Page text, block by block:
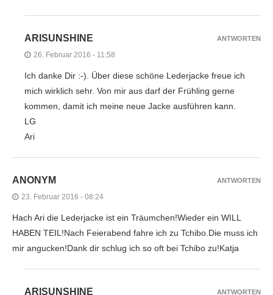
ARISUNSHINE
26. Februar 2016 - 11:58
Ich danke Dir :-). Über diese schöne Lederjacke freue ich
mich wirklich sehr. Von mir aus darf der Frühling gerne
kommen, damit ich meine neue Jacke ausführen kann.
LG
Ari
ANTWORTEN
ANONYM
23. Februar 2016 - 08:24
Hach Ari die Lederjacke ist ein Träumchen!Wieder ein WILL
HABEN TEIL!Nach Feierabend fahre ich zu Tchibo.Die muss ich
mir angucken!Dank dir schlug ich so oft bei Tchibo zu!Katja
ANTWORTEN
ARISUNSHINE ANTWORTEN